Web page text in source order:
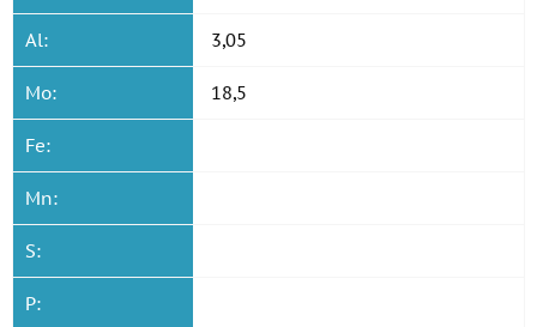
Al: 3,05
Mo: 18,5
Fe:
Mn:
S:
P: